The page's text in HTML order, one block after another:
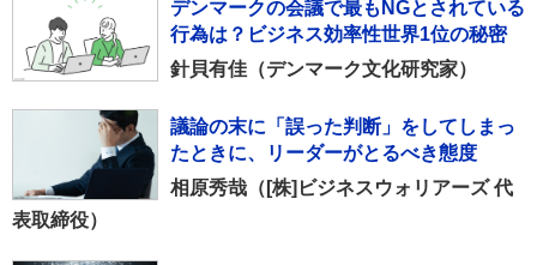
デンマークの会議で最もNGとされている
行為は？ビジネス効率性世界1位の秘密
針貝有佳（デンマーク文化研究家）
議論の末に「誤った判断」をしてしまっ
たときに、リーダーがとるべき態度
相原秀哉（[株]ビジネスウォリアーズ 代
表取締役）